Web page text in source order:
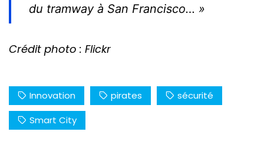
du tramway à San Francisco… »
Crédit photo : Flickr
Innovation pirates
sécurité
Smart City